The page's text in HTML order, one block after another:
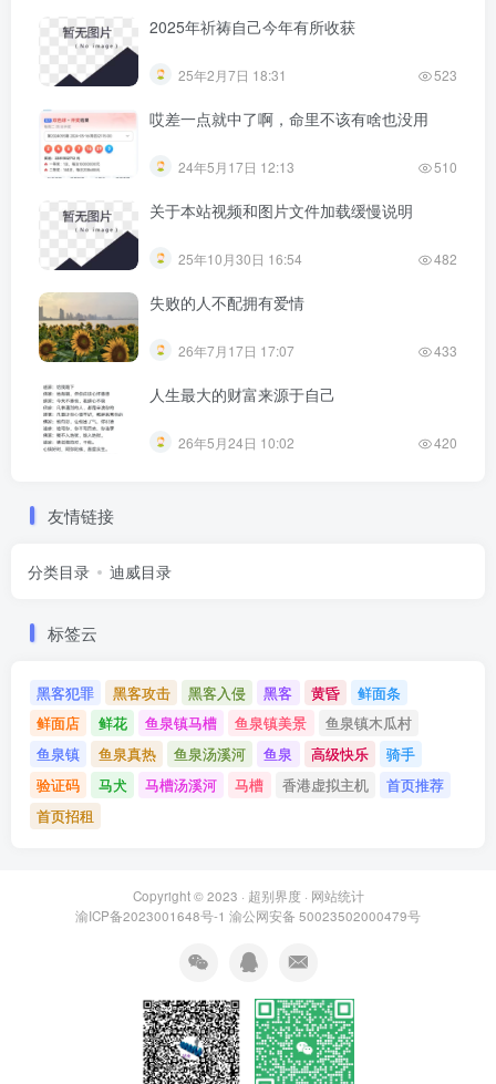
2025年祈祷自己今年有所收获
25年2月7日 18:31 523
哎差一点就中了啊，命里不该有啥也没用
24年5月17日 12:13 510
关于本站视频和图片文件加载缓慢说明
25年10月30日 16:54 482
失败的人不配拥有爱情
26年7月17日 17:07 433
人生最大的财富来源于自己
26年5月24日 10:02 420
友情链接
分类目录 迪威目录
标签云
黑客犯罪 黑客攻击 黑客入侵 黑客 黄昏
鲜面条
鲜面店
鲜花 鱼泉镇马槽 鱼泉镇美景
鱼泉镇木瓜村
鱼泉镇
鱼泉真热 鱼泉汤溪河 鱼泉 高级快乐
骑手
验证码
马犬 马槽汤溪河 马槽 香港虚拟主机
首页推荐
首页招租
Copyright © 2023 · 超别界度· 网站统计
渝ICP备2023001648号-1 渝公网安备 50023502000479号